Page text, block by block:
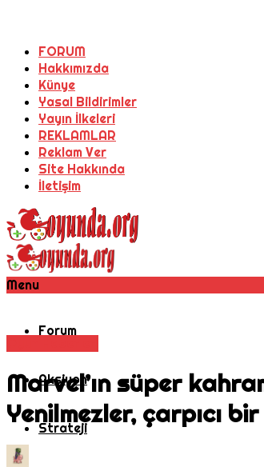
FORUM
Hakkımızda
Künye
Yasal Bildirimler
Yayın İlkeleri
REKLAMLAR
Reklam Ver
Site Hakkında
İletişim
Menu
Forum
Aksiyon
Strateji
Marvel’ın süper
Yenilmezler, çarpıcı